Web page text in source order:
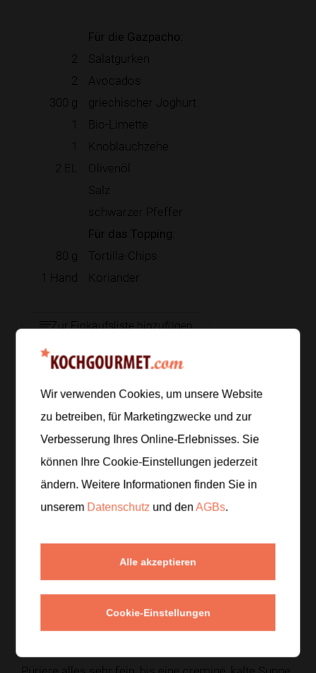
Für die Gazpacho:
2
Salatgurken
2
Avocados
300 g
griechischer Joghurt
1
Bio-Limette
1
Knoblauchzehe
2 EL
Olivenöl
Salz
schwarzer Pfeffer
Für das Topping:
80 g
Tortilla-Chips
1 Hand Koriander
Zur Einkaufsliste hinzufügen
Zubereitung
Schritt 1/6
Schäle die Gurken grob, halbiere sie längs und
entferne bei Bedarf die wässrigen Kerne. Schneide
das Fruchtfleisch in Stücke.
Halbiere die Avocados, entferne die Kerne und löse
das Fruchtfleisch heraus. Gib Gurke, Avocado,
Joghurt, Limettensaft, Knoblauch und Olivenöl in
Wir verwenden Cookies, um unsere Website
zu betreiben, für Marketingzwecke und zur
Verbesserung Ihres Online-Erlebnisses. Sie
können Ihre Cookie-Einstellungen jederzeit
ändern. Weitere Informationen finden Sie in
unserem Datenschutz und denAGBs.
Alle akzeptieren
Cookie-Einstellungen